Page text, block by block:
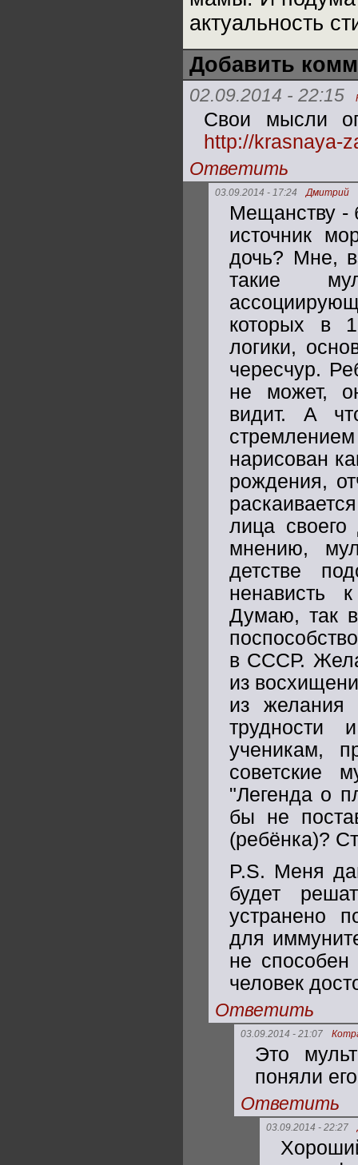
актуальность
Добавить
02.09.2014 - 22:15
Свои мысли
http://krasnaya-
Ответить
03.09.2014 - 17:24 Дмитрий
Мещанству -
источник
дочь? Мне,
такие
которых в
логики,
чересчур.
не может,
видит. А
нарисован
рождения,
лица
мнению,
детстве
ненависть
Думаю, так
в СССР.
из
из желания
трудности
ученикам,
советские
"Легенда о
бы не
(ребёнка)?
P.S. Меня
будет
устранено
для
не
человек
Ответить
03.09.2014 - 21:07
Это
поняли
Ответить
03.09.2014 - 22:27